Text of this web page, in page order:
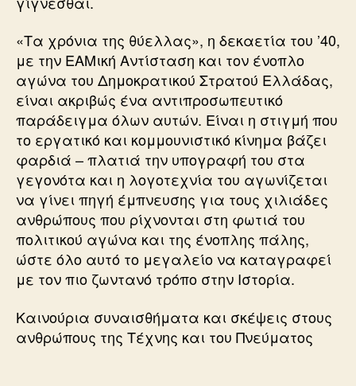
«Τα χρόνια της θύελλας», η δεκαετία του ’40,
με την ΕΑΜική Αντίσταση και τον ένοπλο
αγώνα του Δημοκρατικού Στρατού Ελλάδας,
είναι ακριβώς ένα αντιπροσωπευτικό
παράδειγμα όλων αυτών. Είναι η στιγμή που
το εργατικό και κομμουνιστικό κίνημα βάζει
φαρδιά – πλατιά την υπογραφή του στα
γεγονότα και η λογοτεχνία του αγωνίζεται
να γίνει πηγή έμπνευσης για τους χιλιάδες
ανθρώπους που ρίχνονται στη φωτιά του
πολιτικού αγώνα και της ένοπλης πάλης,
ώστε όλο αυτό το μεγαλείο να καταγραφεί
με τον πιο ζωντανό τρόπο στην Ιστορία.
Καινούρια συναισθήματα και σκέψεις στους
ανθρώπους της Τέχνης και του Πνεύματος